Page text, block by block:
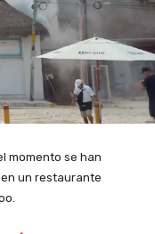
momento se han
un restaurante